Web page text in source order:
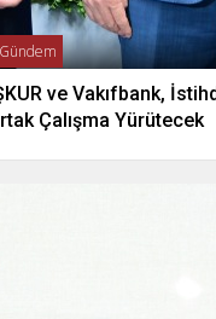
Gündem
ve Vakıfbank,
Çalışma Yürütecek